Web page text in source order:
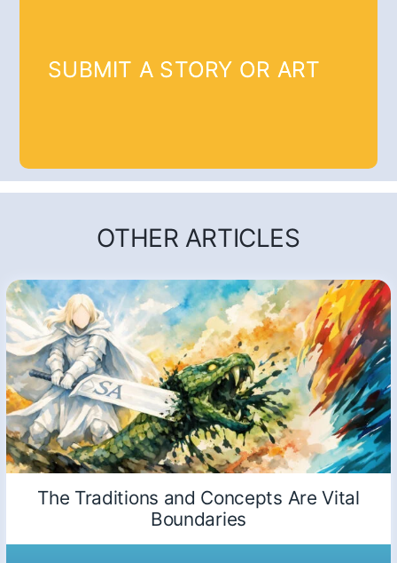
SUBMIT A STORY OR ART
OTHER ARTICLES
The Traditions and Concepts Are Vital
Boundaries